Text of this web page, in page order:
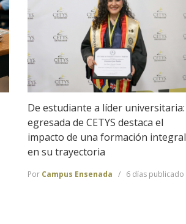
De estudiante a líder universitaria:
egresada de CETYS destaca el
impacto de una formación integral
en su trayectoria
Por Campus Ensenada 6 días publicado